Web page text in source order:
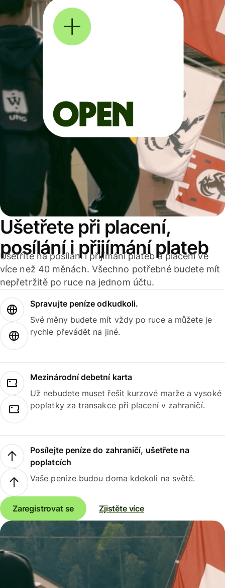
Ušetřete při placení,
posílání i přijímání plateb
Ušetříte na posílání i přijímání plateb a placení ve
více než 40 měnách. Všechno potřebné budete mít
nepřetržitě po ruce na jednom účtu.
Spravujte peníze odkudkoli.
Své měny budete mít vždy po ruce a můžete je
rychle převádět na jiné.
Mezinárodní debetní karta
Už nebudete muset řešit kurzové marže a vysoké
poplatky za transakce při placení v zahraničí.
Posílejte peníze do zahraničí, ušetřete na
poplatcích
Vaše peníze budou doma kdekoli na světě.
Zaregistrovat se Zjistěte více